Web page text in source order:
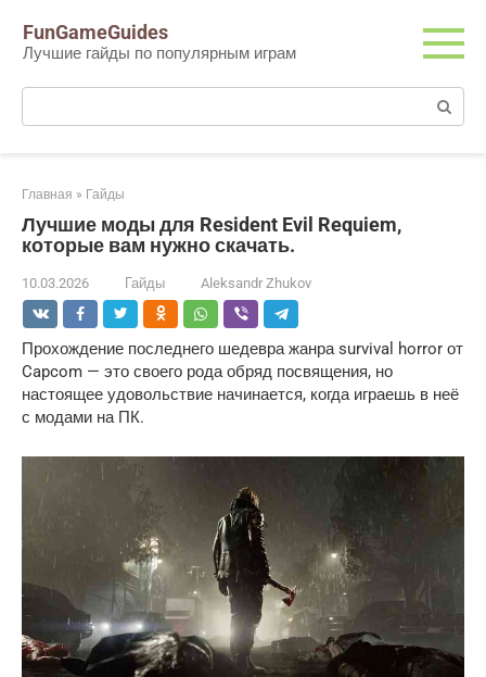
контенту
FunGameGuides
Лучшие гайды по популярным играм
Поиск:
Главная » Гайды
Лучшие моды для Resident Evil Requiem,
которые вам нужно скачать.
10.03.2026 Гайды Aleksandr Zhukov
Прохождение последнего шедевра жанра survival horror от
Capcom — это своего рода обряд посвящения, но
настоящее удовольствие начинается, когда играешь в неё
с модами на ПК.